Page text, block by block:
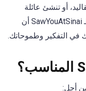
أو تنشئ عائلة
غارقة في جمال الثقافة اليهودية، يُمكن لـ SawYouAtSinai أن
في التفكير وطموحاتك.